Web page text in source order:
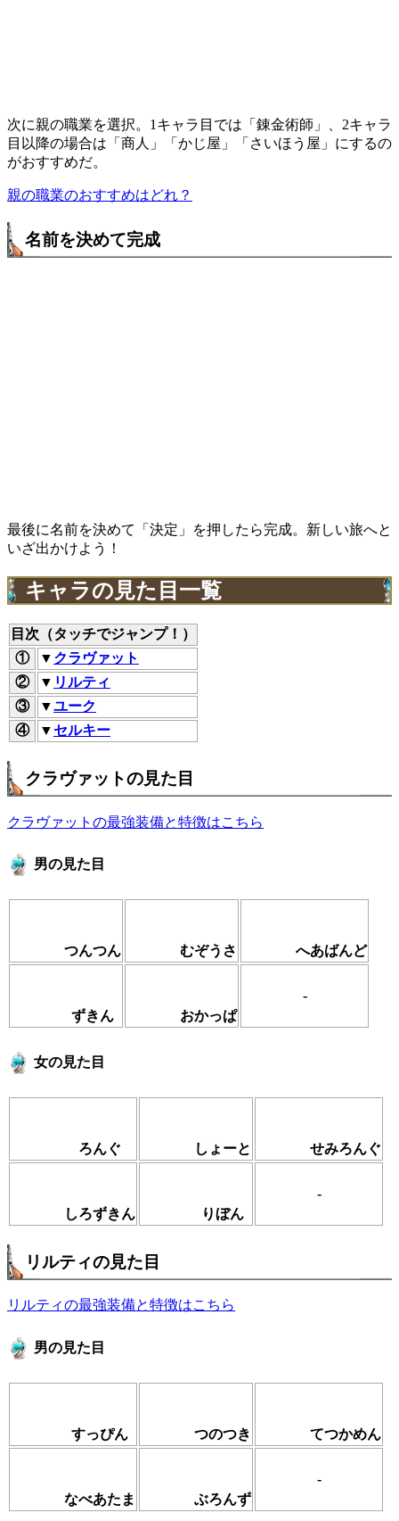
次に親の職業を選択。1キャラ目では「錬金術師」、2キャラ
目以降の場合は「商人」「かじ屋」「さいほう屋」にするの
がおすすめだ。
親の職業のおすすめはどれ？
名前を決めて完成
最後に名前を決めて「決定」を押したら完成。新しい旅へと
いざ出かけよう！
キャラの見た目一覧
目次（タッチでジャンプ！）
①
▼ クラヴァット
②
▼ リルティ
③
▼ユーク
④
▼ セルキー
クラヴァットの見た目
クラヴァットの最強装備と特徴はこちら
男の見た目
つんつん むぞうさ へあばんど
ずきん おかっぱ
-
女の見た目
ろんぐ しょーと せみろんぐ
しろずきん りぼん
-
リルティの見た目
リルティの最強装備と特徴はこちら
男の見た目
すっぴん つのつき てつかめん
なべあたま ぶろんず
-